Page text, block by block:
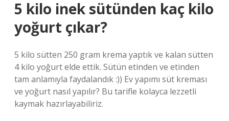
5 kilo inek sütünden kaç kilo
yoğurt çıkar?
5 kilo sütten 250 gram krema yaptık ve kalan sütten
4 kilo yoğurt elde ettik. Sütün etinden ve etinden
tam anlamıyla faydalandık :)) Ev yapımı süt kreması
ve yoğurt nasıl yapılır? Bu tarifle kolayca lezzetli
kaymak hazırlayabiliriz.